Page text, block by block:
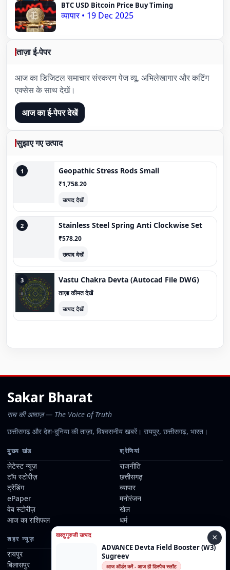
×
वास्तुगुरुजी उत्पाद
ADVANCE Devta Field Booster (W3)
Sugreev
आज ऑर्डर करें - आज ही डिस्पैच स्लॉट
BTC USD Bitcoin Price Buy Timing
व्यापार • 19 Dec 2025
ताज़ा ई-पेपर
आज का डिजिटल समाचार संस्करण पेज व्यू, अभिलेखागार और कटिंग
एक्सेस के साथ देखें।
आज का ई-पेपर देखें
सुझाए गए उत्पाद
1 Geopathic Stress Rods Small
₹1,758.20
उत्पाद देखें
2 Stainless Steel Spring Anti Clockwise Set
₹578.20
उत्पाद देखें
3 Vastu Chakra Devta (Autocad File DWG)
ताज़ा कीमत देखें
उत्पाद देखें
Sakar Bharat
सच की आवाज़ — The Voice of Truth
छत्तीसगढ़ और देश-दुनिया की ताज़ा, विश्वसनीय खबरें। रायपुर, छत्तीसगढ़, भारत।
मुख्य खंड
लेटेस्ट न्यूज़
टॉप स्टोरीज़
ट्रेंडिंग
ePaper
वेब स्टोरीज़
आज का राशिफल
श्रेणियां
राजनीति
छत्तीसगढ़
व्यापार
मनोरंजन
खेल
धर्म
शहर न्यूज़
रायपुर
बिलासपुर
हमारे बारे में
हमारे रिपोर्टर्स